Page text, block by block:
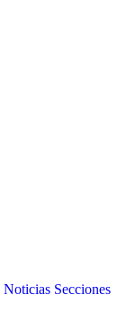
Noticias Secciones